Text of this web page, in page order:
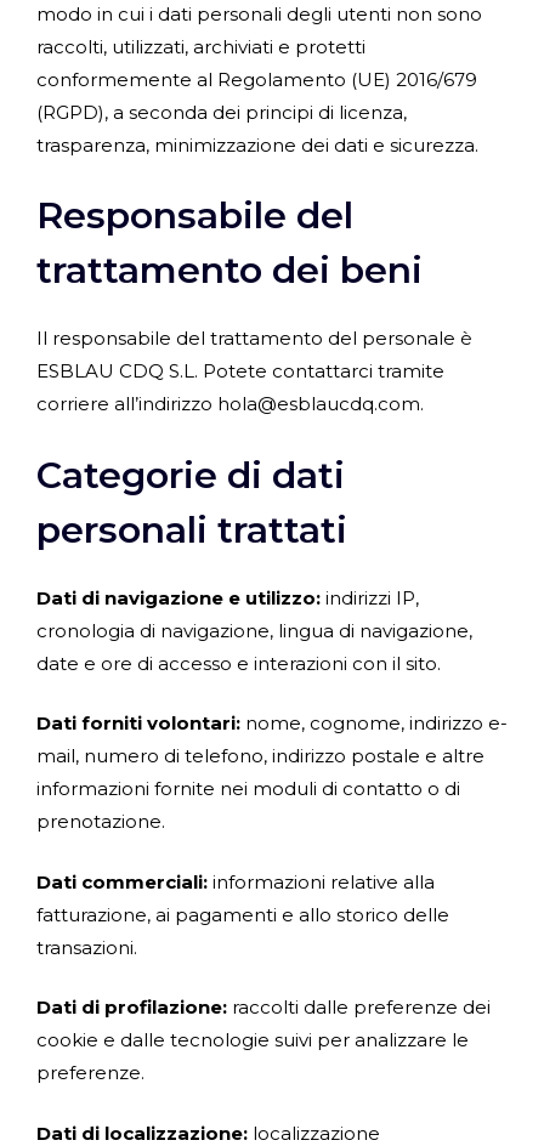
modo in cui i dati personali degli utenti non sono
raccolti, utilizzati, archiviati e protetti
conformemente al Regolamento (UE) 2016/679
(RGPD), a seconda dei principi di licenza,
trasparenza, minimizzazione dei dati e sicurezza.
Responsabile del
trattamento dei beni
Il responsabile del trattamento del personale è
ESBLAU CDQ S.L. Potete contattarci tramite
corriere all’indirizzo hola@esblaucdq.com.
Categorie di dati
personali trattati
Dati di navigazione e utilizzo: indirizzi IP,
cronologia di navigazione, lingua di navigazione,
date e ore di accesso e interazioni con il sito.
Dati forniti volontari: nome, cognome, indirizzo e-
mail, numero di telefono, indirizzo postale e altre
informazioni fornite nei moduli di contatto o di
prenotazione.
Dati commerciali: informazioni relative alla
fatturazione, ai pagamenti e allo storico delle
transazioni.
Dati di profilazione: raccolti dalle preferenze dei
cookie e dalle tecnologie suivi per analizzare le
preferenze.
Dati di localizzazione: localizzazione